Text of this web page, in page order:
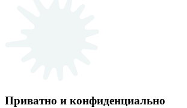
Приватно и конфиденциально